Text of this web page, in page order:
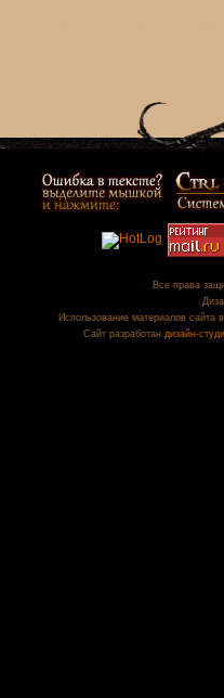
Все права
Использование материалов сайта
Сайт разработан дизайн-